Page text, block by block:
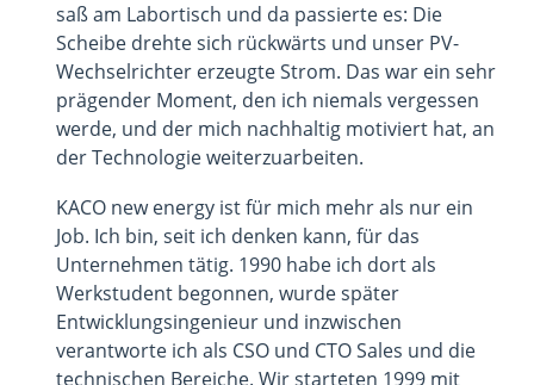
saß am Labortisch und da passierte es: Die
Scheibe drehte sich rückwärts und unser PV-
Wechselrichter erzeugte Strom. Das war ein sehr
prägender Moment, den ich niemals vergessen
werde, und der mich nachhaltig motiviert hat, an
der Technologie weiterzuarbeiten.
KACO new energy ist für mich mehr als nur ein
Job. Ich bin, seit ich denken kann, für das
Unternehmen tätig. 1990 habe ich dort als
Werkstudent begonnen, wurde später
Entwicklungsingenieur und inzwischen
verantworte ich als CSO und CTO Sales und die
technischen Bereiche. Wir starteten 1999 mit